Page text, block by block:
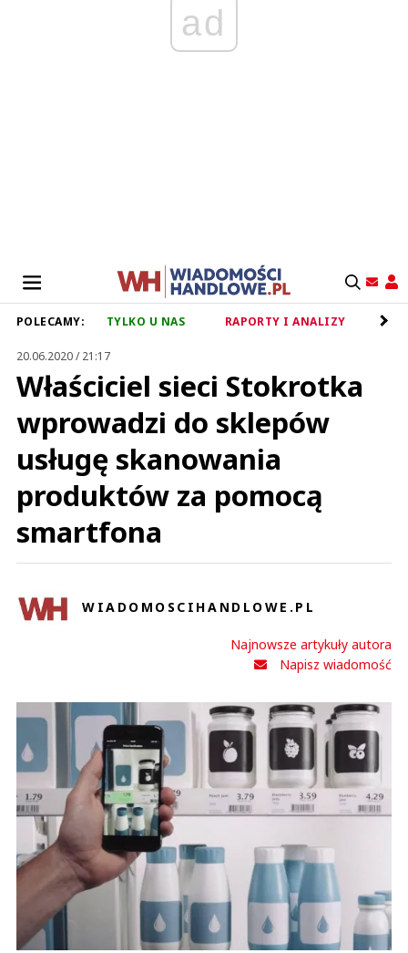
ad
POLECAMY: TYLKO U NAS RAPORTY I ANALIZY
20.06.2020 / 21:17
Właściciel sieci Stokrotka
wprowadzi do sklepów
usługę skanowania
produktów za pomocą
smartfona
WIADOMOSCIHANDLOWE.PL
Najnowsze artykuły autora
Napisz wiadomość